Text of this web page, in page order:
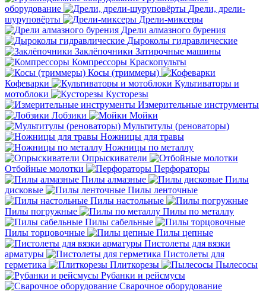
оборудование
Дрели, дрели-
шуруповёрты
Дрели-миксеры
Дрели алмазного бурения
Дыроколы гидравлические
Заклёпочники Затирочные машины
Компрессоры Краскопульты
Косы (триммеры)
Кофеварки
Культиваторы и
мотоблоки
Кусторезы
Измерительные инструменты
Лобзики
Мойки
Мультитулы (реноваторы)
Ножницы для травы
Ножницы по металлу
Опрыскиватели
Отбойные молотки
Перфораторы
Пилы алмазные
Пилы
дисковые
Пилы ленточные
Пилы настольные
Пилы погружные
Пилы по металлу
Пилы сабельные
Пилы торцовочные
Пилы цепные
Пистолеты для вязки
арматуры
Пистолеты для
герметика
Плиткорезы
Пылесосы
Рубанки и рейсмусы
Сварочное оборудование